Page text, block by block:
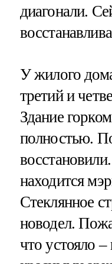
диагонали.
У жилого
третий и
Здание
полностью.
находится
Стеклянное
новодел.
что устояло –